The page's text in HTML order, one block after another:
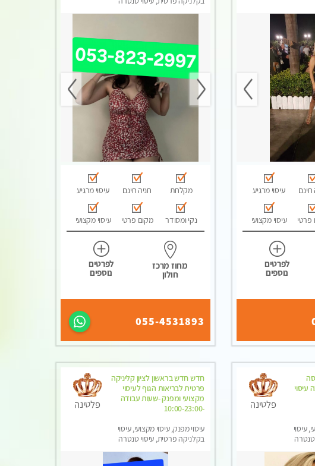
חינם עיסוי מרגיע
פרטי עיסוי מקצועי
לפרטים
נוספים
מקלחת חניה חינם עיסוי מרגיע
נקי ומסודר מקום פרטי עיסוי מקצועי
מחוז מרכז
חולון
לפרטים
נוספים
055-4531893
עיסוי
עיסוי
טנטרה
פלטינה
חדש חדש בראשון לציון קליניקה
פרטית לבריאות הגוף לעיסוי
מקצועי ומפנק -שעות עבודה
-10:00-23:00
עיסוי מפנק, עיסוי מקצועי, עיסוי
בקלניקה פרטית, עיסוי טנטרה
פלטינה